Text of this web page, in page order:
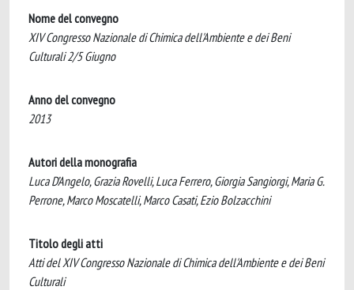
Nome del convegno
XIV Congresso Nazionale di Chimica dell'Ambiente e dei Beni
Culturali 2/5 Giugno
Anno del convegno
2013
Autori della monografia
Luca D’Angelo, Grazia Rovelli, Luca Ferrero, Giorgia Sangiorgi, Maria G.
Perrone, Marco Moscatelli, Marco Casati, Ezio Bolzacchini
Titolo degli atti
Atti del XIV Congresso Nazionale di Chimica dell'Ambiente e dei Beni
Culturali